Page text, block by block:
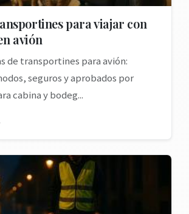
para viajar con
avión
de transportines para avión:
seguros y aprobados por
cabina y bodeg...